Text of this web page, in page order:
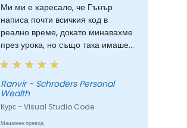
Ми ми е харесало, че Гънър
написа почти всичкия код в
реално време, докато минавахме
през урока, но също така имаше
достатъчно предварително
подготвено материали в Google
Drive, към които мога да се
обръщам след обучението. Кодът,
написан от Гънър, базиран на
примерните данни, които
Ranvir - Schroders Personal
Wealth
Курс - Visual Studio Code
Машинен превод